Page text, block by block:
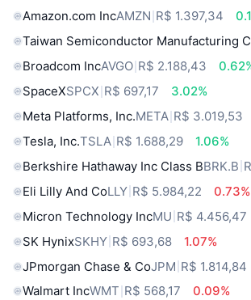
Amazon.com IncAMZN R$ 1.397,34
Taiwan Semiconductor Manufacturing
Broadcom IncAVGO R$ 2.188,43
SpaceXSPCX R$ 697,17
3.02%
Meta Platforms, Inc.META R$ 3.019,53
Tesla, Inc.TSLA R$ 1.688,29
1.06%
Berkshire Hathaway Inc Class BBRK.B
Eli Lilly And CoLLY R$ 5.984,22
0.73%
Micron Technology IncMU R$ 4.456,47
SK HynixSKHY R$ 693,68
1.07%
JPmorgan Chase & CoJPM R$ 1.814,84
Walmart IncWMT R$ 568,17 0.09%